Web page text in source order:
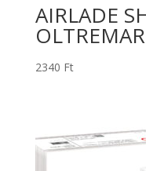
AIRLADE
2340 Ft